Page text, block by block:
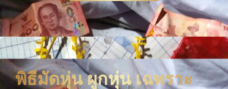
พิธีมัดหุ่น ผูกหุ่น เฉพราะ